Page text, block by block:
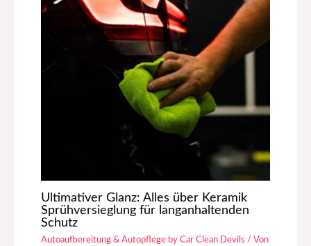
Ultimativer Glanz: Alles über Keramik
Sprühversieglung für langanhaltenden
Schutz
Autoaufbereitung & Autopflege by Car Clean Devils / Von